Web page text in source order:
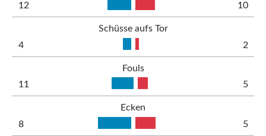
12
10
Schüsse aufs Tor
4
2
Fouls
11
5
Ecken
8
5